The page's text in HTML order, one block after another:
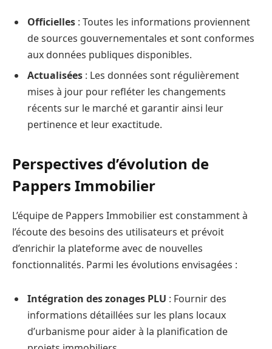
Officielles : Toutes les informations proviennent
de sources gouvernementales et sont conformes
aux données publiques disponibles.
Actualisées : Les données sont régulièrement
mises à jour pour refléter les changements
récents sur le marché et garantir ainsi leur
pertinence et leur exactitude.
Perspectives d’évolution de
Pappers Immobilier
L’équipe de Pappers Immobilier est constamment à
l’écoute des besoins des utilisateurs et prévoit
d’enrichir la plateforme avec de nouvelles
fonctionnalités. Parmi les évolutions envisagées :
Intégration des zonages PLU : Fournir des
informations détaillées sur les plans locaux
d’urbanisme pour aider à la planification de